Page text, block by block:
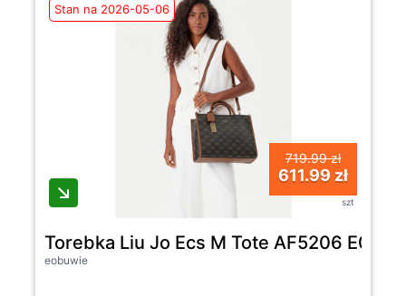
Stan na 2026-05-06
719.99 zł
611.99 zł
szt
Torebka Liu Jo Ecs M Tote AF5206
eobuwie